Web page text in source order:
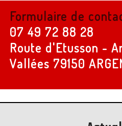
Formulaire de
07 49 72 88 28
Route d'Etusson -
Vallées 79150